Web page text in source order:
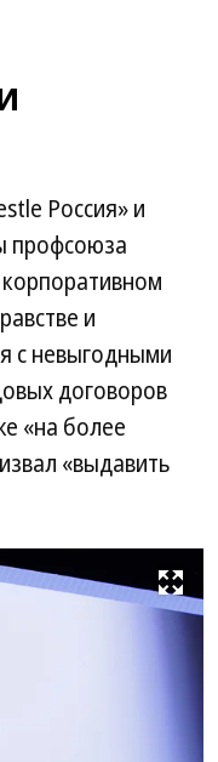
Россия» и
профсоюза
и
с невыгодными
договоров
«на более
«выдавить
Развернуть на весь экран